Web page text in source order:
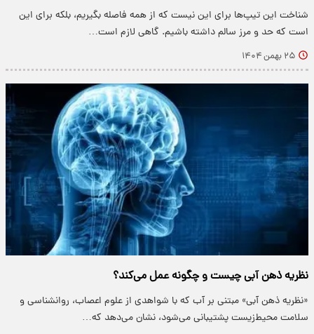
شناخت این تیپ‌ها برای این نیست که از همه فاصله بگیریم، بلکه برای این
است که حد و مرز سالم داشته باشیم. گاهی لازم است…
۲۵ بهمن ۱۴۰۴
نظریه ذهن آبی چیست و چگونه عمل می‌کند؟
«نظریه ذهن آبی» مبتنی بر آب که با شواهدی از علوم اعصاب، روانشناسی و
سلامت محیط‌زیست پشتیبانی می‌شود، نشان می‌دهد که…